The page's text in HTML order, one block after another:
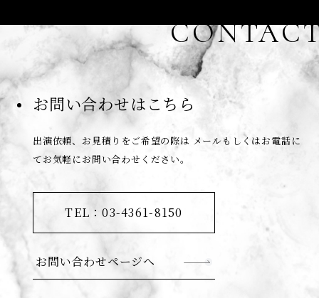
お問い合わせはこちら
出演依頼、お見積りをご希望の際は メールもしくはお電話に
てお気軽にお問い合わせください。
TEL：03-4361-8150
お問い合わせページへ